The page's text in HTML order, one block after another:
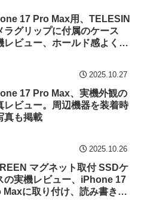
17 Pro Max用、TELESIN
ラグリップに付属のケース
レビュー、ホールド感よく
2025.10.27
17 Pro Max、実機外観の
レビュー。周辺機器を装着時
真も掲載
2025.10.26
マグネット取付 SSDケ
の実機レビュー、iPhone 17
Maxに取り付け、読み書き速